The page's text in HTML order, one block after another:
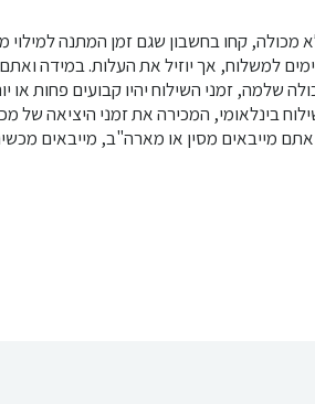
מכולה, קחו בחשבון שגם זמן המתנה למילוי
ימים למשלוח, אך יוזיל את העלות. במידה
שלמה, זמני השילוח יהיו קבועים פחות או
בינלאומי, המכירה את זמני היציאה של
מייבאים מסין או מארה"ב, מייבאים